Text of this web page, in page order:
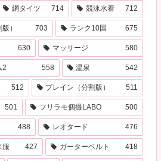
網タイツ 714 競泳水着 712
） 703 ランク10国 675
630 マッサージ 580
2 558 温泉 542
512 ブレイン（分割版） 511
501 フリラモ個撮LABO 500
488 レオタード 476
服 427 ガーターベルト 418